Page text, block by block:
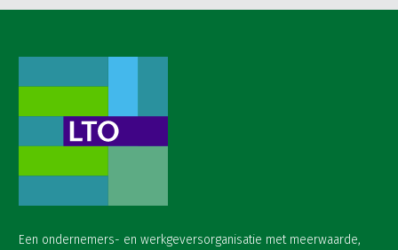
Een ondernemers- en werkgeversorganisatie met meerwaarde,